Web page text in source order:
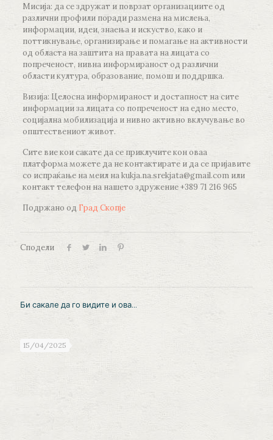
Мисија: да се здружат и поврзат организациите од
различни профили поради размена на мислења,
информации, идеи, знаења и искуство, како и
поттикнување, организирање и помагање на активности
од областа на заштита на правата на лицата со
попреченост, нивна информираност од различни
области култура, образование, помош и поддршка.
Визија: Целосна информираност и достапност на сите
информации за лицата со попреченост на едно место,
социјална мобилизација и нивно активно вклучување во
општествениот живот.
Сите вие кои сакате да се приклучите кон оваа
платформа можете да не контактирате и да се пријавите
со испраќање на меил на kukja.na.srekjata@gmail.com или
контакт телефон на нашето здружение +389 71 216 965
Подржано од Град Скопје
Сподели
Би сакале да го видите и ова...
15/04/2025